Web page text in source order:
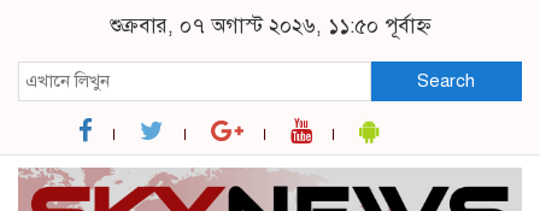
শুক্রবার, ০৭ অগাস্ট ২০২৬, ১১:৫০ পূর্বাহ্ন
Search